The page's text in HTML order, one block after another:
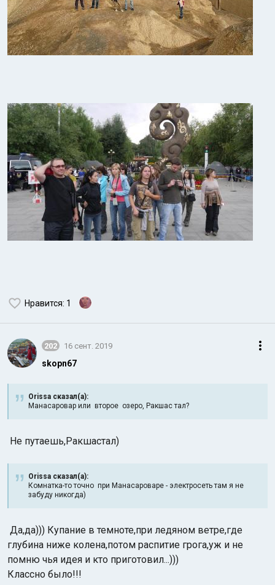
Нравится: 1
202 16 сент. 2019
skopn67
Orissa сказал(а):
Манасаровар или второе озеро, Ракшас тал?
Не путаешь,Ракшастал)
Orissa сказал(а):
Комнатка-то точно при Манасароваре - электросеть там я не
забуду никогда)
Да,да))) Купание в темноте,при ледяном ветре,где
глубина ниже колена,потом распитие грога,уж и не
помню чья идея и кто приготовил...)))
Классно было!!!